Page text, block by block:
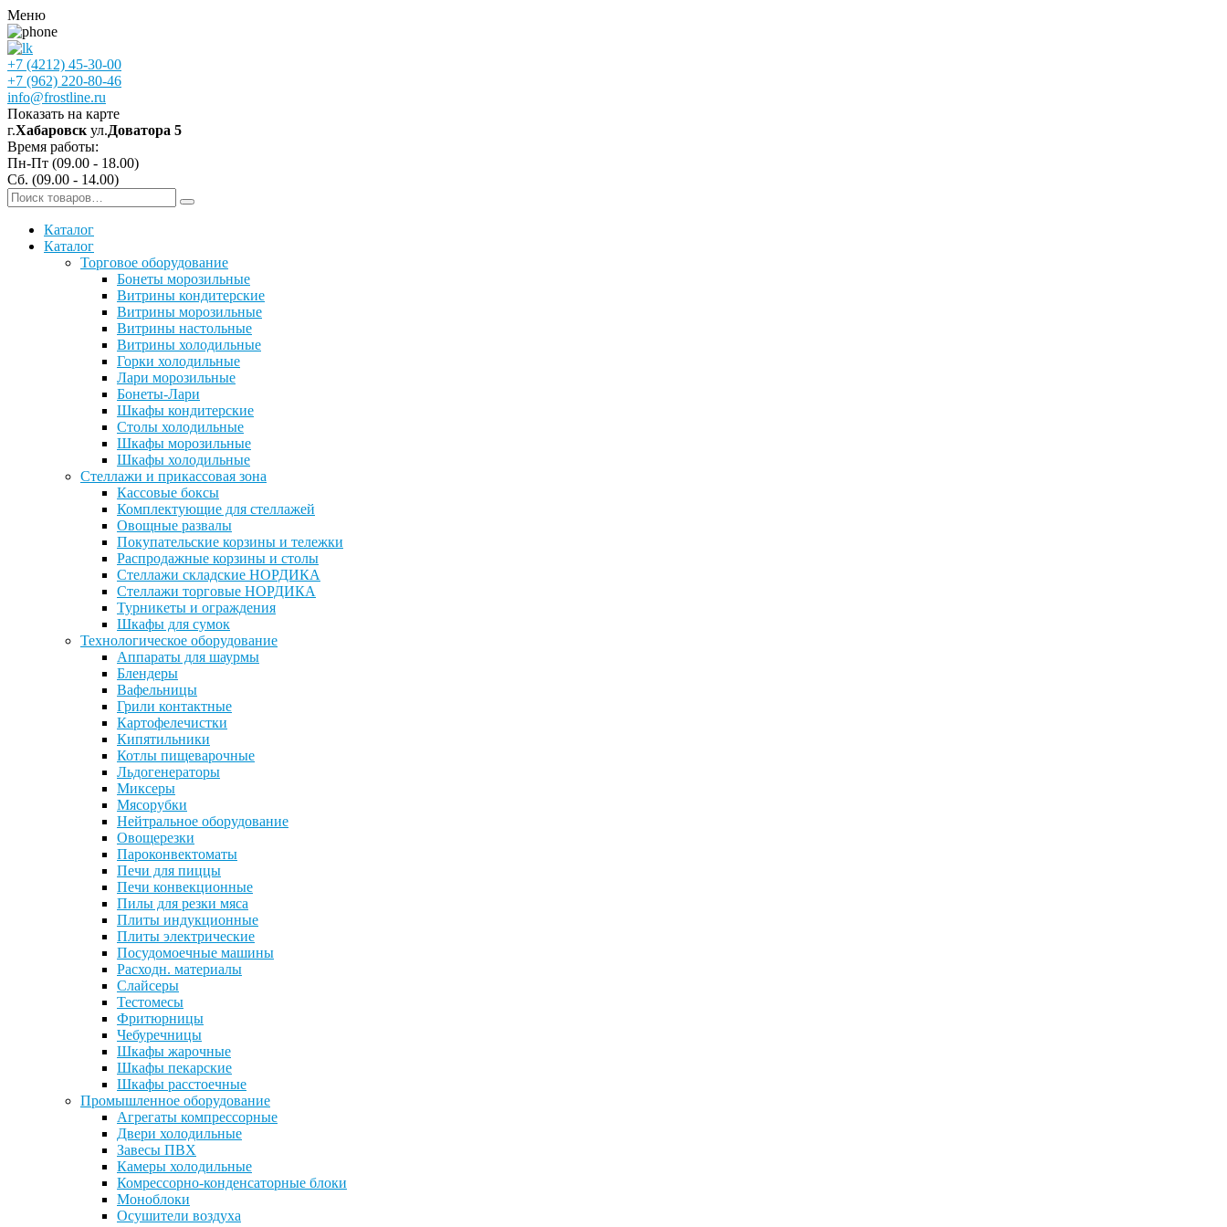
Меню
+7 (4212) 45-30-00
+7 (962) 220-80-46
info@frostline.ru
Показать на карте
г.Хабаровск ул.Доватора 5
Время работы:
Пн-Пт (09.00 - 18.00)
Сб. (09.00 - 14.00)
Каталог
Каталог
Торговое оборудование
Бонеты морозильные
Витрины кондитерские
Витрины морозильные
Витрины настольные
Витрины холодильные
Горки холодильные
Лари морозильные
Бонеты-Лари
Шкафы кондитерские
Столы холодильные
Шкафы морозильные
Шкафы холодильные
Стеллажи и прикассовая зона
Кассовые боксы
Комплектующие для стеллажей
Овощные развалы
Покупательские корзины и тележки
Распродажные корзины и столы
Стеллажи складские НОРДИКА
Стеллажи торговые НОРДИКА
Турникеты и ограждения
Шкафы для сумок
Технологическое оборудование
Аппараты для шаурмы
Блендеры
Вафельницы
Грили контактные
Картофелечистки
Кипятильники
Котлы пищеварочные
Льдогенераторы
Миксеры
Мясорубки
Нейтральное оборудование
Овощерезки
Пароконвектоматы
Печи для пиццы
Печи конвекционные
Пилы для резки мяса
Плиты индукционные
Плиты электрические
Посудомоечные машины
Расходн. материалы
Слайсеры
Тестомесы
Фритюрницы
Чебуречницы
Шкафы жарочные
Шкафы пекарские
Шкафы расстоечные
Промышленное оборудование
Агрегаты компрессорные
Двери холодильные
Завесы ПВХ
Камеры холодильные
Комрессорно-конденсаторные блоки
Моноблоки
Осушители воздуха